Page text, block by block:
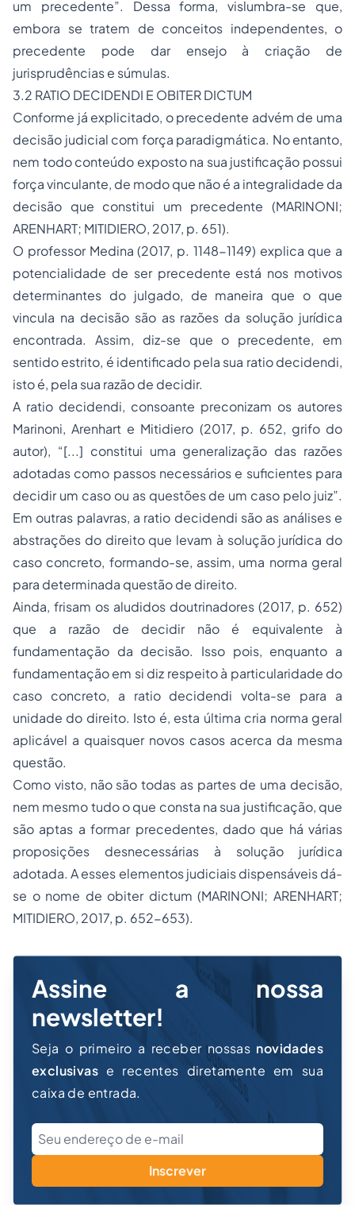
um precedente”. Dessa forma, vislumbra-se que,
embora se tratem de conceitos independentes, o
precedente pode dar ensejo à criação de
jurisprudências e súmulas.
3.2 RATIO DECIDENDI E OBITER DICTUM
Conforme já explicitado, o precedente advém de uma
decisão judicial com força paradigmática. No entanto,
nem todo conteúdo exposto na sua justificação possui
força vinculante, de modo que não é a integralidade da
decisão que constitui um precedente (MARINONI;
ARENHART; MITIDIERO, 2017, p. 651).
O professor Medina (2017, p. 1148-1149) explica que a
potencialidade de ser precedente está nos motivos
determinantes do julgado, de maneira que o que
vincula na decisão são as razões da solução jurídica
encontrada. Assim, diz-se que o precedente, em
sentido estrito, é identificado pela sua ratio decidendi,
isto é, pela sua razão de decidir.
A ratio decidendi, consoante preconizam os autores
Marinoni, Arenhart e Mitidiero (2017, p. 652, grifo do
autor), “[...] constitui uma generalização das razões
adotadas como passos necessários e suficientespara
decidir um casoou as questõesde um caso pelo juiz”.
Em outras palavras, a ratio decidendi são as análises e
abstrações do direito que levam à solução jurídica do
caso concreto, formando-se, assim, uma norma geral
para determinada questão de direito.
Ainda, frisam os aludidos doutrinadores (2017, p. 652)
que a razão de decidir não é equivalente à
fundamentação da decisão. Isso pois, enquanto a
fundamentação em si diz respeito à particularidade do
caso concreto, a ratio decidendivolta-se para a
unidade do direito. Isto é, esta última cria norma geral
aplicável a quaisquer novos casos acerca da mesma
questão.
Como visto, não são todas as partes de uma decisão,
nem mesmo tudo o que consta na sua justificação, que
são aptas a formar precedentes, dado que há várias
proposições desnecessárias à solução jurídica
adotada. A esses elementos judiciais dispensáveis dá-
se o nome de obiter dictum (MARINONI; ARENHART;
MITIDIERO, 2017, p. 652-653).
Assine a nossa
newsletter!
Seja o primeiro a receber nossas novidades
exclusivas e recentes diretamente em sua
caixa de entrada.
Inscrever